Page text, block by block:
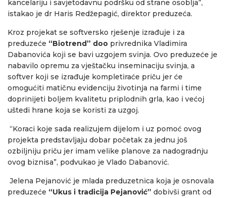
kancelariju i savjetodavnu podršku od strane osoblja”,
istakao je dr Haris Redžepagić, direktor preduzeća.
Kroz projekat se softversko rješenje izrađuje i za
preduzeće “Biotrend” doo privrednika Vladimira
Dabanovića koji se bavi uzgojem svinja. Ovo preduzeće je
nabavilo opremu za vještačku inseminaciju svinja, a
softver koji se izrađuje kompletiraće priču jer će
omogućiti matičnu evidenciju životinja na farmi i time
doprinijeti boljem kvalitetu priplodnih grla, kao i većoj
uštedi hrane koja se koristi za uzgoj.
“Koraci koje sada realizujem dijelom i uz pomoć ovog
projekta predstavljaju dobar početak za jednu još
ozbiljniju priču jer imam velike planove za nadogradnju
ovog biznisa”, podvukao je Vlado Dabanović.
Jelena Pejanović je mlada preduzetnica koja je osnovala
preduzeće “Ukus i tradicija Pejanović” dobivši grant od